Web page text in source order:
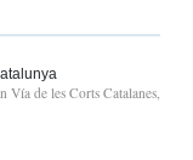
Vía de les Corts Catalanes,